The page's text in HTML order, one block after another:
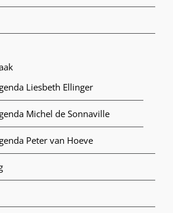
Liesbeth Ellinger
Michel de Sonnaville
Peter van Hoeve